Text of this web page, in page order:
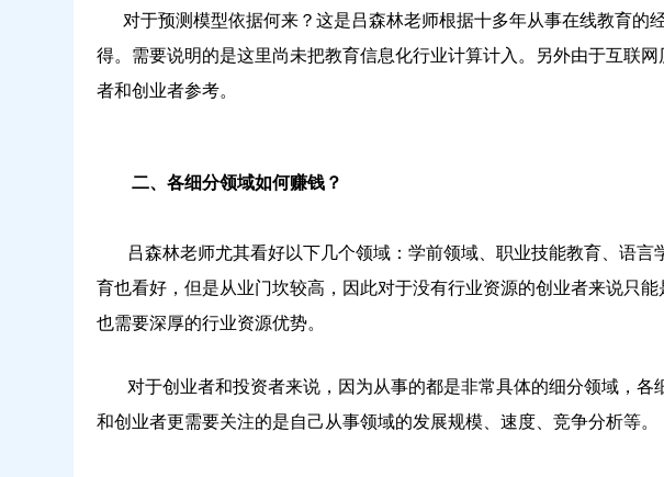
对于预测模型依据何来？这是吕森林老师根据十多年从事在线教育的
得。需要说明的是这里尚未把教育信息化行业计算计入。另外由于互联
者和创业者参考。
二、各细分领域如何赚钱？
吕森林老师尤其看好以下几个领域：学前领域、职业技能教育、语言
育也看好，但是从业门坎较高，因此对于没有行业资源的创业者来说只
也需要深厚的行业资源优势。
对于创业者和投资者来说，因为从事的都是非常具体的细分领域，各
和创业者更需要关注的是自己从事领域的发展规模、速度、竞争分析等。